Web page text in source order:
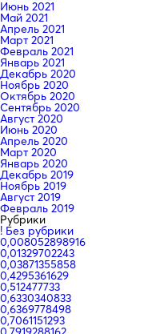
Июнь 2021
Май 2021
Апрель 2021
Март 2021
Февраль 2021
Январь 2021
Декабрь 2020
Ноябрь 2020
Октябрь 2020
Сентябрь 2020
Август 2020
Июнь 2020
Апрель 2020
Март 2020
Январь 2020
Декабрь 2019
Ноябрь 2019
Август 2019
Февраль 2019
Рубрики
! Без рубрики
0,008052898916
0,01329702243
0,03871355858
0,4295361629
0,512477733
0,6330340833
0,6369778498
0,7061151293